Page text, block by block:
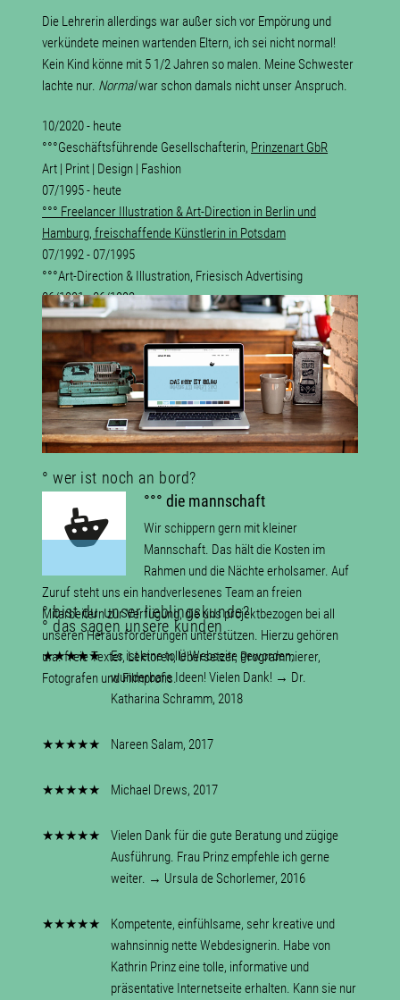
Die Lehrerin allerdings war außer sich vor Empörung und
verkündete meinen wartenden Eltern, ich sei nicht normal!
Kein Kind könne mit 5 1/2 Jahren so malen. Meine Schwester
lachte nur. Normalwar schon damals nicht unser Anspruch.
10/2020 - heute
°°°Geschäftsführende Gesellschafterin, Prinzenart GbR
Art | Print | Design | Fashion
07/1995 - heute
°°° Freelancer Illustration & Art-Direction in Berlin und
Hamburg, freischaffende Künstlerin in Potsdam
07/1992 - 07/1995
°°°Art-Direction & Illustration, Friesisch Advertising
06/1991 - 06/1992
°°°Junior Art-Direction, Scholz & Friends Hamburg
° wer ist noch an bord?
°°° die mannschaft
Wir schippern gern mit kleiner
Mannschaft. Das hält die Kosten im
Rahmen und die Nächte erholsamer. Auf
Zuruf steht uns ein handverlesenes Team an freien
Mitarbeitern zur Verfügung, die uns pro­jektbe­zo­gen bei all
unseren Heraus­for­de­run­gen unter­stüt­zen. Hierzu gehören
u.a. freie Texter, Lektoren, Übersetzer, Programmierer,
Fotografen und Filmprofis.
° das sagen unsere kunden
★★★★★
Es ist eine tolle Webseite geworden,
wunderbare Ideen! Vielen Dank! → Dr.
Katharina Schramm, 2018
★★★★★ Nareen Salam, 2017
★★★★★ Michael Drews, 2017
★★★★★
Vielen Dank für die gute Beratung und zügige
Ausführung. Frau Prinz empfehle ich gerne
weiter. → Ursula de Schorlemer, 2016
★★★★★
Kompetente, einfühlsame, sehr kreative und
wahnsinnig nette Webdesignerin. Habe von
Kathrin Prinz eine tolle, informative und
präsentative Internetseite erhalten. Kann sie nur
° bist du unser lieblingskunde?